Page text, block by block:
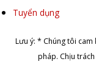
Tuyển dụng
Lưu ý: * Chúng tôi cam
pháp. Chịu